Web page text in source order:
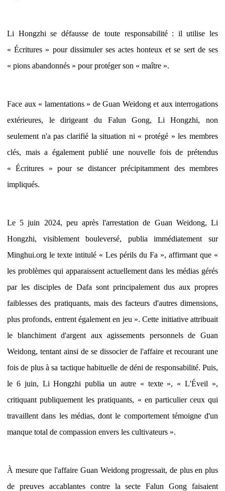
Li Hongzhi se défausse de toute responsabilité : il utilise les
« Écritures » pour dissimuler ses actes honteux et se sert de ses
« pions abandonnés » pour protéger son « maître ».
Face aux « lamentations » de Guan Weidong et aux interrogations
extérieures, le dirigeant du Falun Gong, Li Hongzhi, non
seulement n'a pas clarifié la situation ni « protégé » les membres
clés, mais a également publié une nouvelle fois de prétendus
« Écritures » pour se distancer précipitamment des membres
impliqués.
Le 5 juin 2024, peu après l'arrestation de Guan Weidong, Li
Hongzhi, visiblement bouleversé, publia immédiatement sur
Minghui.org le texte intitulé « Les périls du Fa », affirmant que «
les problèmes qui apparaissent actuellement dans les médias gérés
par les disciples de Dafa sont principalement dus aux propres
faiblesses des pratiquants, mais des facteurs d'autres dimensions,
plus profonds, entrent également en jeu ». Cette initiative attribuait
le blanchiment d'argent aux agissements personnels de Guan
Weidong, tentant ainsi de se dissocier de l'affaire et recourant une
fois de plus à sa tactique habituelle de déni de responsabilité. Puis,
le 6 juin, Li Hongzhi publia un autre « texte », « L'Éveil »,
critiquant publiquement les pratiquants, « en particulier ceux qui
travaillent dans les médias, dont le comportement témoigne d'un
manque total de compassion envers les cultivateurs ».
À mesure que l'affaire Guan Weidong progressait, de plus en plus
de preuves accablantes contre la secte Falun Gong faisaient